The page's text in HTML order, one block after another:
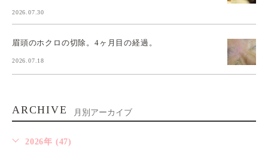
2026.07.30
眉頭のホクロの切除。4ヶ月目の経過。
2026.07.18
ARCHIVE 月別アーカイブ
2026年 (47)